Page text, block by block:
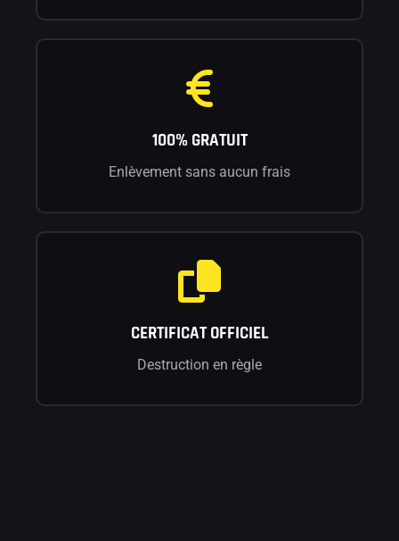
100% GRATUIT
Enlèvement sans aucun frais
CERTIFICAT OFFICIEL
Destruction en règle